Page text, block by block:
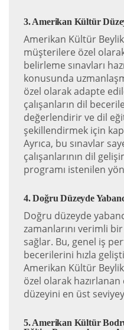
3. Amerikan Kültür
Amerikan Kültür
müşterilere özel
belirleme sınavları
konusunda
özel olarak adapte
çalışanların dil
değerlendirir ve dil
şekillendirmek için
Ayrıca, bu sınavlar
çalışanlarının dil
programı istenilen
4. Doğru Düzeyde
Doğru düzeyde
zamanlarını verimli
sağlar. Bu, genel iş
becerilerini hızla
Amerikan Kültür
özel olarak
düzeyini en üst
5. Amerikan Kültür